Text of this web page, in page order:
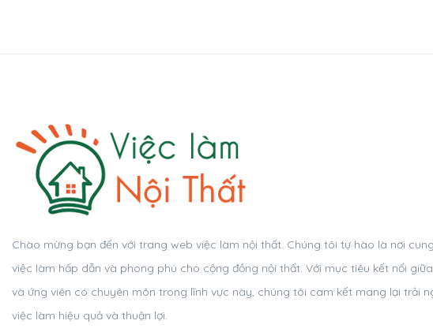
Chào mừng bạn đến với trang web việc làm nội thất. Chúng tôi tự hào là nơi
việc làm hấp dẫn và phong phú cho cộng đồng nội thất. Với mục tiêu kết nối
và ứng viên có chuyên môn trong lĩnh vực này, chúng tôi cam kết mang lại trải
việc làm hiệu quả và thuận lợi.